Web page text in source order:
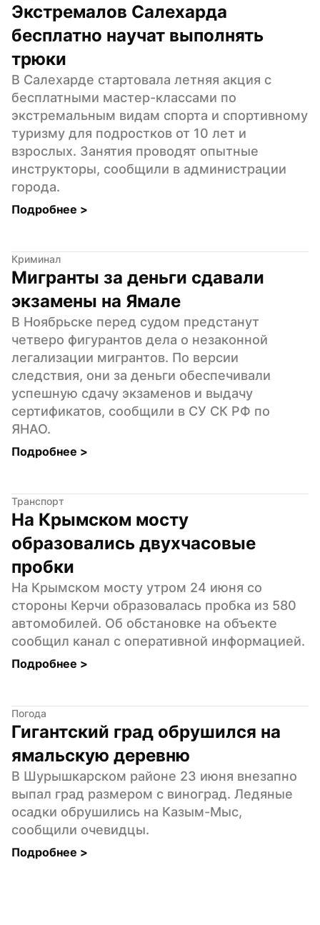
Экстремалов Салехарда
бесплатно научат выполнять
трюки
В Салехарде стартовала летняя акция с
бесплатными мастер-классами по
экстремальным видам спорта и спортивному
туризму для подростков от 10 лет и
взрослых. Занятия проводят опытные
инструкторы, сообщили в администрации
города.
Подробнее >
Криминал
Мигранты за деньги сдавали
экзамены на Ямале
В Ноябрьске перед судом предстанут
четверо фигурантов дела о незаконной
легализации мигрантов. По версии
следствия, они за деньги обеспечивали
успешную сдачу экзаменов и выдачу
сертификатов, сообщили в СУ СК РФ по
ЯНАО.
Подробнее >
Транспорт
На Крымском мосту
образовались двухчасовые
пробки
На Крымском мосту утром 24 июня со
стороны Керчи образовалась пробка из 580
автомобилей. Об обстановке на объекте
сообщил канал с оперативной информацией.
Подробнее >
Погода
Гигантский град обрушился на
ямальскую деревню
В Шурышкарском районе 23 июня внезапно
выпал град размером с виноград. Ледяные
осадки обрушились на Казым-Мыс,
сообщили очевидцы.
Подробнее >